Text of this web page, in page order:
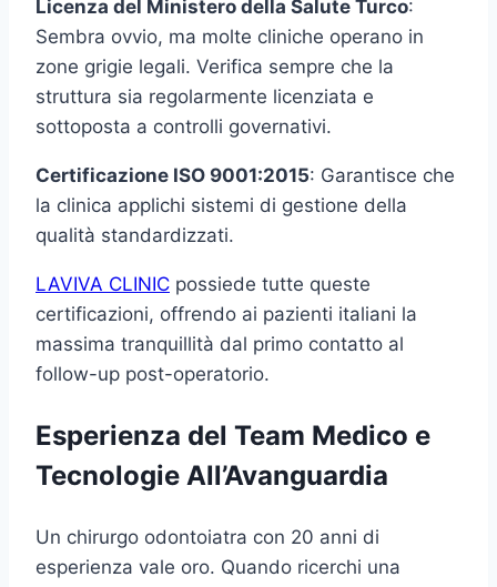
Licenza del Ministero della Salute Turco:
Sembra ovvio, ma molte cliniche operano in
zone grigie legali. Verifica sempre che la
struttura sia regolarmente licenziata e
sottoposta a controlli governativi.
Certificazione ISO 9001:2015: Garantisce che
la clinica applichi sistemi di gestione della
qualità standardizzati.
LAVIVA CLINIC possiede tutte queste
certificazioni, offrendo ai pazienti italiani la
massima tranquillità dal primo contatto al
follow-up post-operatorio.
Esperienza del Team Medico e
Tecnologie All’Avanguardia
Un chirurgo odontoiatra con 20 anni di
esperienza vale oro. Quando ricerchi una